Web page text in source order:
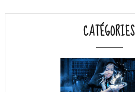
CATÉGORIES